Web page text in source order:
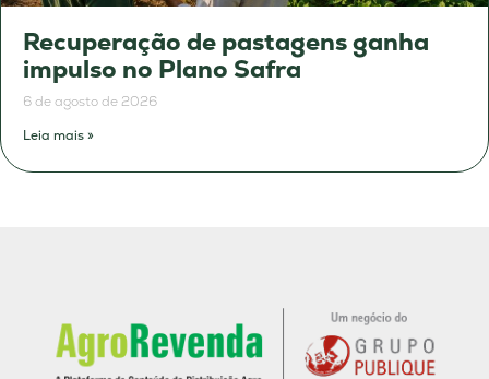
Recuperação de pastagens ganha
impulso no Plano Safra
6 de agosto de 2026
Leia mais »